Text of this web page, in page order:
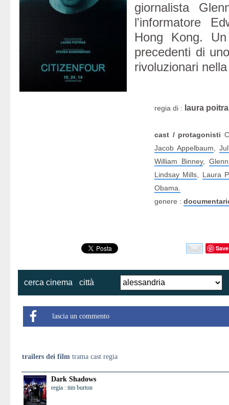
giornalista
l'informatore
Hong Kong.
precedenti di
rivoluzionari
regia di : laura
cast / protagonisti
Jacob Appelbaum
William Binney,
Lindsay Mills
Laura
Obama.
genere :
Save
cerca cinema città
lascia un commento
trailers dei film trama cast regia
Dark Shadows
regia : tim burton